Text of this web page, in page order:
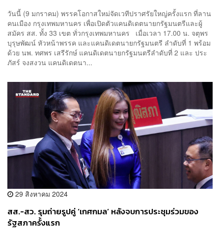
วันนี้ (9 มกราคม) พรรคโอกาสใหม่จัดเวทีปราศรัยใหญ่ครั้งแรก ที่ลาน
คนเมือง กรุงเทพมหานคร เพื่อเปิดตัวแคนดิเดตนายกรัฐมนตรีและผู้
สมัคร สส. ทั้ง 33 เขต ทั่วกรุงเทพมหานคร เมื่อเวลา 17.00 น. จตุพร
บุรุษพัฒน์ หัวหน้าพรรค และแคนดิเดตนายกรัฐมนตรี ลำดับที่ 1 พร้อม
ด้วย นพ. ทศพร เสรีรักษ์ แคนดิเดตนายกรัฐมนตรีลำดับที่ 2 และ ประ
ภัสร์ จงสงวน แคนดิเดตนา...
29 สิงหาคม 2024
สส.-สว. รุมถ่ายรูปคู่ ‘เกศกมล’ หลังจบการประชุมร่วมของ
รัฐสภาครั้งแรก